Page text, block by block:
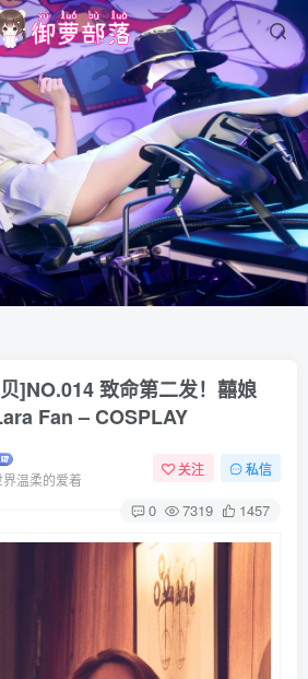
]NO.014 致命第二发！囍娘
Fan – COSPLAY
温柔的爱着
关注 私信
0 7319 1457